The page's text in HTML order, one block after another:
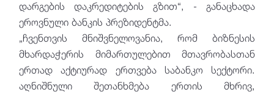
დარგების დაკრედიტების გზით“, - განაცხადა
ეროვნული ბანკის პრეზიდენტმა.
„ჩვენთვის მნიშვნელოვანია, რომ ბიზნესის
მხარდაჭერის მიმართულებით მთავრობასთან
ერთად აქტიურად ერთვება საბანკო სექტორი.
აღნიშნული შეთანხმება ერთის მხრივ,